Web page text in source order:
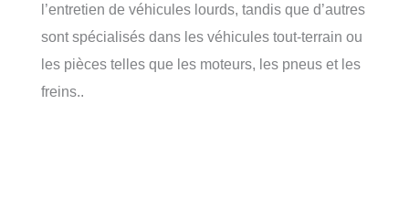
l’entretien de véhicules lourds, tandis que d’autres
sont spécialisés dans les véhicules tout-terrain ou
les pièces telles que les moteurs, les pneus et les
freins..